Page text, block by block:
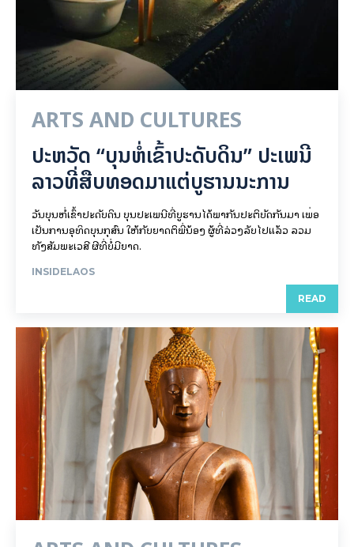
ARTS AND CULTURES
ປະຫວັດ “ບຸນຫໍ່ເຂົ້າປະດັບດິນ” ປະເພນີ
ລາວທີ່ສືບທອດມາແຕ່ບູຮານນະການ
ວັນບຸນຫໍ່ເຂົ້າປະດັບດິນ ບຸນປະເພນີທີ່ບູຮານໄດ້ພາກັນປະຕິບັດກັນມາ ເພື່ອ
ເປັນການອຸທິດບຸນກຸສົນ ໃຫ້ກັບຍາດຕິພີ່ນ້ອງ ຜູ້ທີ່ລ່ວງລັບໄປແລ້ວ ລວມ
ທັງສັມພະເວສີ ຜີທີ່ບໍ່ມີຍາດ.
INSIDELAOS
READ